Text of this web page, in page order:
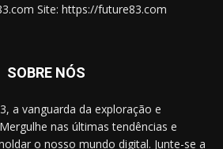
Site: https://future83.com
SOBRE NÓS
a vanguarda da exploração e
nas últimas tendências e
o nosso mundo digital. Junte-se a